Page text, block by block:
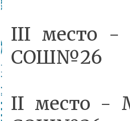
III место -
СОШ№26
II место -